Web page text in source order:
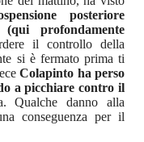
posteriore
profondamente
il controllo della
si è fermato prima ti
Colapinto ha perso
a picchiare contro il
Qualche danno alla
conseguenza per il